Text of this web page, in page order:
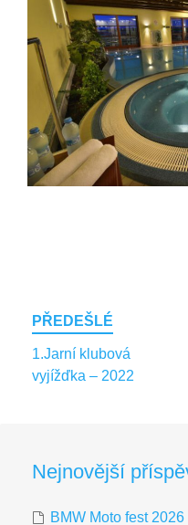
Post
navigation
PŘEDEŠLÉ
1.Jarní klubová
vyjížďka – 2022
Nejnovější
BMW Moto fest 2026